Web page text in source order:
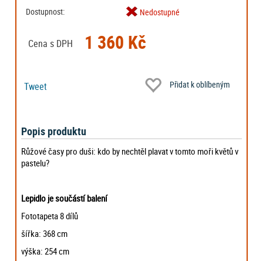
Dostupnost: Nedostupné
Cena s DPH 1 360 Kč
Tweet Přidat k oblíbeným
Popis produktu
Růžové časy pro duši: kdo by nechtěl plavat v tomto moři květů v
pastelu?
Lepidlo je součástí balení
Fototapeta 8 dílů
šířka: 368 cm
výška: 254 cm